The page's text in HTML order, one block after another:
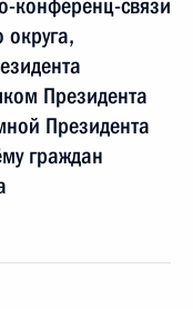
конференц-связи
округа,
Президента
Президента
граждан